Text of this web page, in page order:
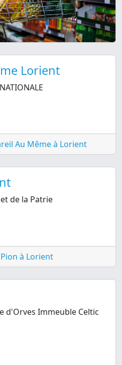
Lorient
Au Même à Lorient
de la Patrie
à Lorient
d'Orves Immeuble Celtic